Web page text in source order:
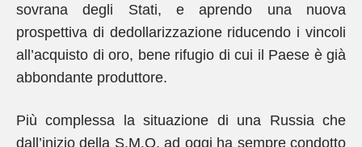
sovrana degli Stati, e aprendo una nuova
prospettiva di dedollarizzazione riducendo i vincoli
all’acquisto di oro, bene rifugio di cui il Paese è già
abbondante produttore.
Più complessa la situazione di una Russia che
dall’inizio della S.M.O. ad oggi ha sempre condotto